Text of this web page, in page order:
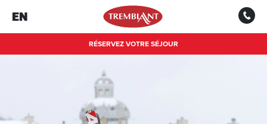
EN
RÉSERVEZ VOTRE SÉJOUR